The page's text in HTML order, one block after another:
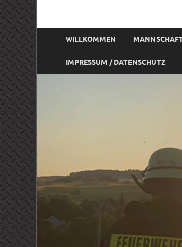
WILLKOMMEN
IMPRESSUM / DATENSCHUTZ